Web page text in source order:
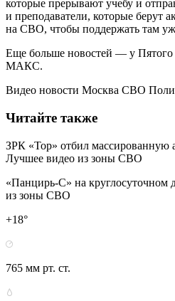
которые прерывают учебу и
и преподаватели, которые берут
на СВО, чтобы поддержать там
Еще больше новостей — у Пятого
МАКС.
Видео новости Москва СВО
Читайте также
ЗРК «Тор» отбил массированную
Лучшее видео из зоны СВО
«Панцирь-С» на круглосуточном
из зоны СВО
+18°
765 мм рт. ст.